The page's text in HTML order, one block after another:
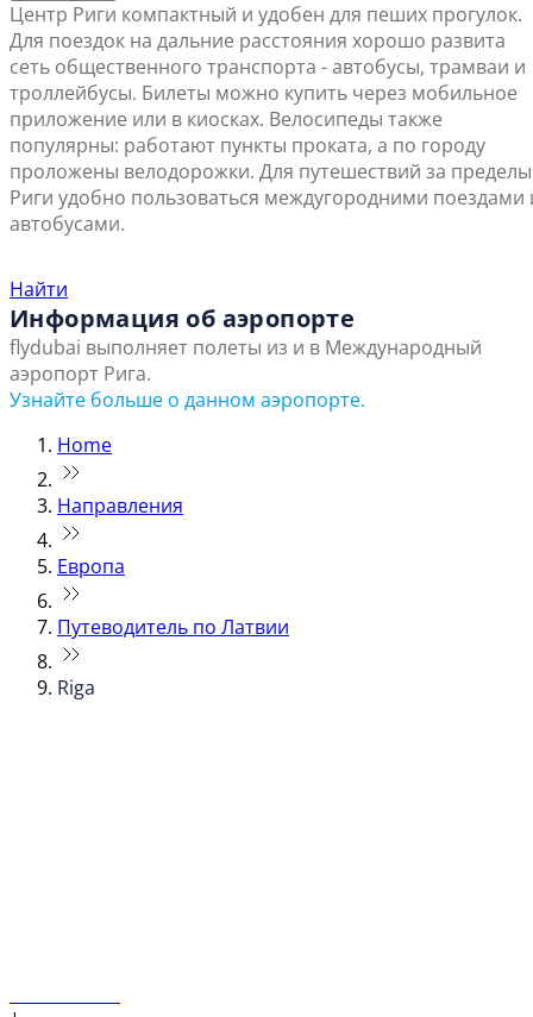
Центр Риги компактный и удобен для пеших прогулок.
Для поездок на дальние расстояния хорошо развита
сеть общественного транспорта - автобусы, трамваи и
троллейбусы. Билеты можно купить через мобильное
приложение или в киосках. Велосипеды также
популярны: работают пункты проката, а по городу
проложены велодорожки. Для путешествий за пределы
Риги удобно пользоваться междугородними поездами
автобусами.
Найти
Информация об аэропорте
flydubai выполняет полеты из и в Международный
аэропорт Рига.
Узнайте больше о данном аэропорте.
Home
Направления
Европа
Путеводитель по Латвии
Riga